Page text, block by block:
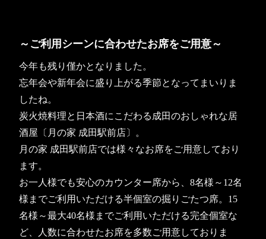
～ご利用シーンに合わせたお席をご用意～
今年も残り僅かとなりました。
忘年会や新年会に盛り上がる季節となってまいりま
したね。
炭火焼料理と日本酒にこだわる成田のおしゃれな居
酒屋〔月の家 成田駅前店〕。
月の家 成田駅前店では様々なお席をご用意しており
ます。
お一人様でも安心のカウンター席から、8名様～12名
様までご利用いただける半個室の掘りごたつ席。15
名様～最大40名様までご利用いただける完全個室な
ど、人数に合わせたお席を多数ご用意しておりま